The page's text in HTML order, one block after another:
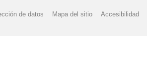
de datos Mapa del sitio Accesibilidad